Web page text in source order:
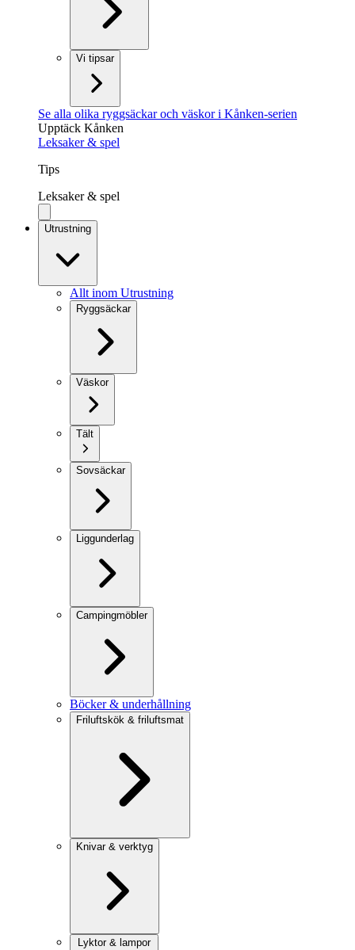
Vi tipsar
Se alla olika ryggsäckar och väskor i Kånken-serien
Upptäck Kånken
Leksaker & spel
Tips
Leksaker & spel
Utrustning
Allt inom Utrustning
Ryggsäckar
Väskor
Tält
Sovsäckar
Liggunderlag
Campingmöbler
Böcker & underhållning
Friluftskök & friluftsmat
Knivar & verktyg
Lyktor & lampor